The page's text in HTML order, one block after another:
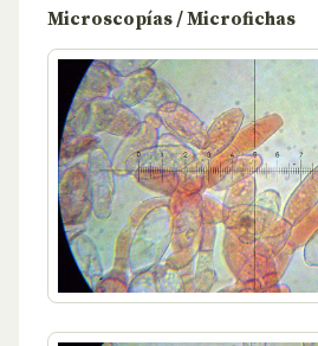
Microscopías / Microfichas